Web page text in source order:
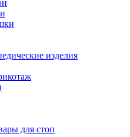
изделия
для стоп